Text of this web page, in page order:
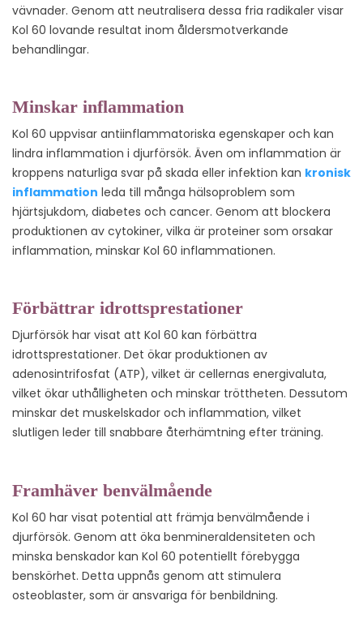
vävnader. Genom att neutralisera dessa fria radikaler visar
Kol 60 lovande resultat inom åldersmotverkande
behandlingar.
Minskar inflammation
Kol 60 uppvisar antiinflammatoriska egenskaper och kan
lindra inflammation i djurförsök. Även om inflammation är
kroppens naturliga svar på skada eller infektion kan kronisk
inflammation leda till många hälsoproblem som
hjärtsjukdom, diabetes och cancer. Genom att blockera
produktionen av cytokiner, vilka är proteiner som orsakar
inflammation, minskar Kol 60 inflammationen.
Förbättrar idrottsprestationer
Djurförsök har visat att Kol 60 kan förbättra
idrottsprestationer. Det ökar produktionen av
adenosintrifosfat (ATP), vilket är cellernas energivaluta,
vilket ökar uthålligheten och minskar tröttheten. Dessutom
minskar det muskelskador och inflammation, vilket
slutligen leder till snabbare återhämtning efter träning.
Framhäver benvälmående
Kol 60 har visat potential att främja benvälmående i
djurförsök. Genom att öka benmineraldensiteten och
minska benskador kan Kol 60 potentiellt förebygga
benskörhet. Detta uppnås genom att stimulera
osteoblaster, som är ansvariga för benbildning.